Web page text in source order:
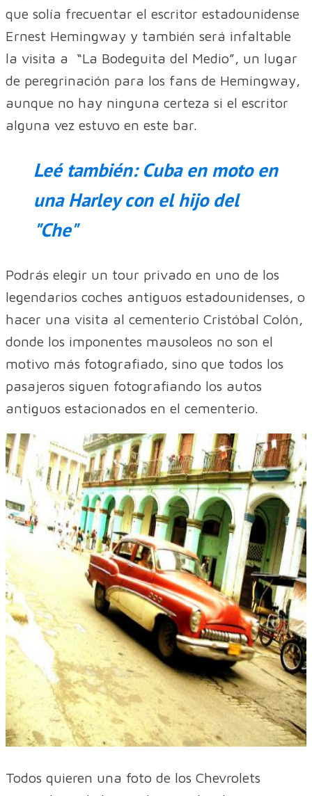
que solía frecuentar el escritor estadounidense
Ernest Hemingway y también será infaltable
la visita a “La Bodeguita del Medio”, un lugar
de peregrinación para los fans de Hemingway,
aunque no hay ninguna certeza si el escritor
alguna vez estuvo en este bar.
Leé también: Cuba en moto en
una Harley con el hijo del
"Che"
Podrás elegir un tour privado en uno de los
legendarios coches antiguos estadounidenses, o
hacer una visita al cementerio Cristóbal Colón,
donde los imponentes mausoleos no son el
motivo más fotografiado, sino que todos los
pasajeros siguen fotografiando los autos
antiguos estacionados en el cementerio.
Todos quieren una foto de los Chevrolets